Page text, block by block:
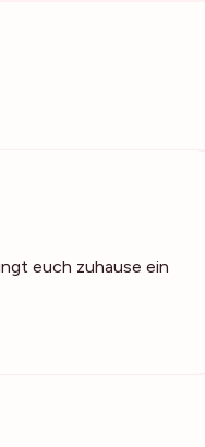
euch zuhause ein